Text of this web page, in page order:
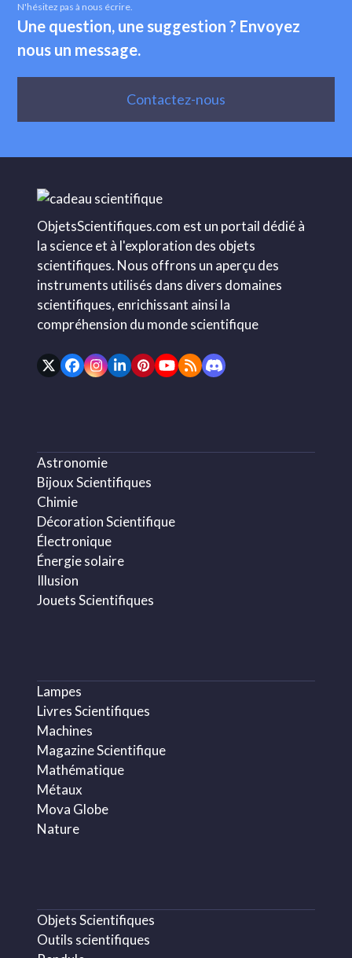
N'hésitez pas à nous écrire.
Une question, une suggestion ? Envoyez
nous un message.
Contactez-nous
ObjetsScientifiques.com est un portail dédié à
la science et à l'exploration des objets
scientifiques. Nous offrons un aperçu des
instruments utilisés dans divers domaines
scientifiques, enrichissant ainsi la
compréhension du monde scientifique
TwitterFacebook
Instagram
LinkedIn
Pinterest
YouTube
RSSDiscord
Astronomie
Bijoux Scientifiques
Chimie
Décoration Scientifique
Électronique
Énergie solaire
Illusion
Jouets Scientifiques
Lampes
Livres Scientifiques
Machines
Magazine Scientifique
Mathématique
Métaux
Mova Globe
Nature
Objets Scientifiques
Outils scientifiques